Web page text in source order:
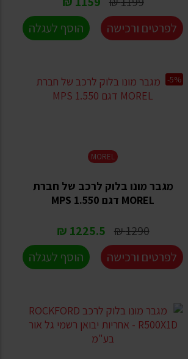
לפרטים ורכישה הוסף לעגלה
MOREL
מגבר מונו בלוק לרכב של חברת
MOREL דגם MPS 1.550
1290 ₪
1225.5 ₪
-5%
לפרטים ורכישה הוסף לעגלה